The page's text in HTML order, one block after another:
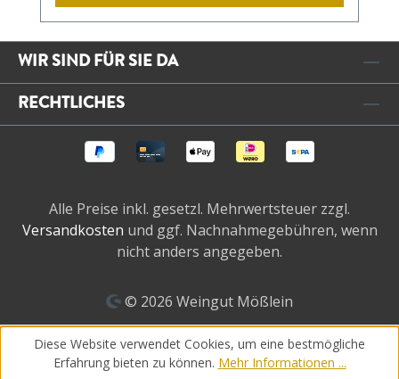
WIR SIND FÜR SIE DA
RECHTLICHES
Alle Preise inkl. gesetzl. Mehrwertsteuer zzgl.
Versandkosten und ggf. Nachnahmegebühren, wenn
nicht anders angegeben.
© 2026 Weingut Mößlein
Diese Website verwendet Cookies, um eine bestmögliche
Erfahrung bieten zu können. Mehr Informationen ...